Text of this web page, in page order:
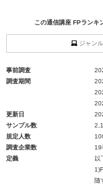
この通信講座 FPランキ
ジャン
事前調査
調査期間
更新日
サンプル数
規定人数
調査企業数
19
定義
以
随